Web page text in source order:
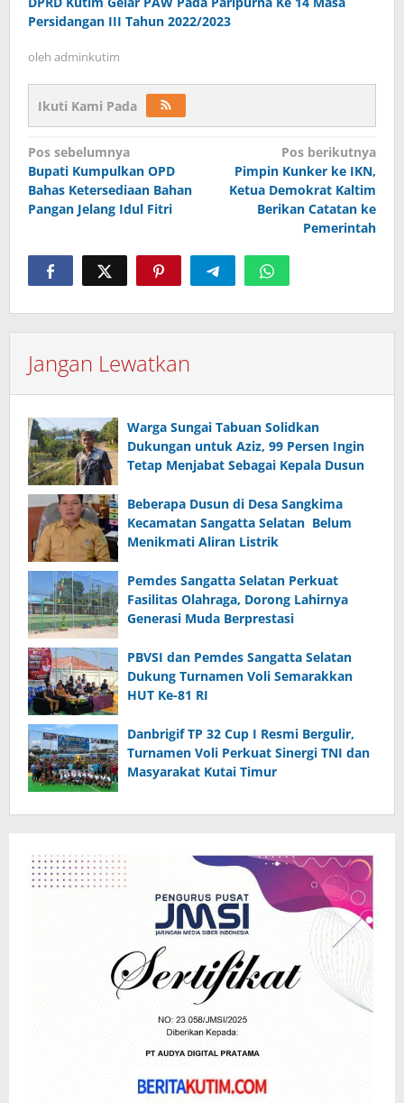
Persidangan III Tahun 2022/2023
oleh adminkutim
Ikuti Kami Pada
Navigasi
pos
Pos sebelumnya
Bupati Kumpulkan OPD
Bahas Ketersediaan Bahan
Pangan Jelang Idul Fitri
Pos berikutnya
Pimpin Kunker ke IKN,
Ketua Demokrat Kaltim
Berikan Catatan ke
Pemerintah
Jangan Lewatkan
Warga Sungai Tabuan Solidkan
Dukungan untuk Aziz, 99 Persen Ingin
Tetap Menjabat Sebagai Kepala Dusun
Beberapa Dusun di Desa Sangkima
Kecamatan Sangatta Selatan Belum
Menikmati Aliran Listrik
Pemdes Sangatta Selatan Perkuat
Fasilitas Olahraga, Dorong Lahirnya
Generasi Muda Berprestasi
PBVSI dan Pemdes Sangatta Selatan
Dukung Turnamen Voli Semarakkan
HUT Ke-81 RI
Danbrigif TP 32 Cup I Resmi Bergulir,
Turnamen Voli Perkuat Sinergi TNI dan
Masyarakat Kutai Timur